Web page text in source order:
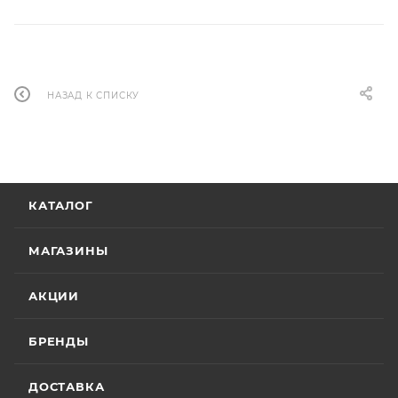
НАЗАД К СПИСКУ
КАТАЛОГ
МАГАЗИНЫ
АКЦИИ
БРЕНДЫ
ДОСТАВКА